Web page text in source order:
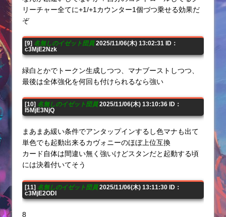
リーチャー全てに+1/+1カウンター1個づつ乗せる効果だ
ぞ
[9] 名無しのイゼット団員2025/11/06(木) 13:02:31 ID：
c3MjE2Nzk
緑白とかでトークン生成しつつ、マナブーストしつつ、
最後は全体強化を何回も付けられるなら強い
[10] 名無しのイゼット団員2025/11/06(木) 13:10:36 ID：
I5MjE3NjQ
まあまあ緩い条件でアンタップインするし色マナも出て
単色でも起動出来るカヴォニーのほぼ上位互換
カード自体は間違い無く強いけどスタンだと起動する頃
には決着付いてそう
[11] 名無しのイゼット団員2025/11/06(木) 13:11:30 ID：
c3MjE2ODI
8